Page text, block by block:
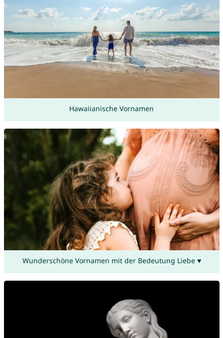
Hawaiianische Vornamen
Wunderschöne Vornamen mit der Bedeutung Liebe ♥